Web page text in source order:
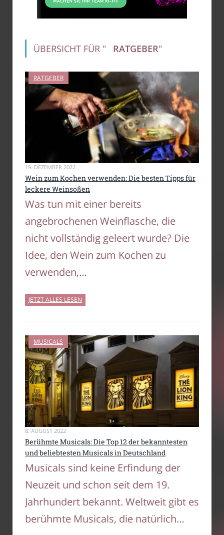
ÜBERSICHT FÜR " RATGEBER"
RATGEBER
19. DEZEMBER 2022
Wein zum Kochen verwenden: Die besten Tipps für
leckere Weinsoßen
Was tun mit einer bereits
angebrochenen Weinflasche, die
nicht vollständig geleert wurde? Die
Idee, den Wein zum Kochen zu
verwenden,…
JETZT ALLES LESEN
MUSICALS
8. AUGUST 2022
Berühmte Musicals: Die Top 12 der bekanntesten
und beliebtesten Musicals in Deutschland
Musicals sind keine Erfindung der
Neuzeit und schon seit dem 19.
Jahrhundert bekannt. Weltweit gibt es
berühmte Musicals, die natürlich…